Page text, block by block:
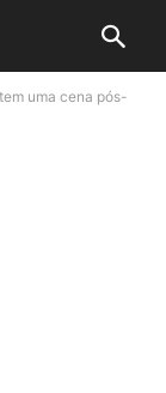
uma cena pós-